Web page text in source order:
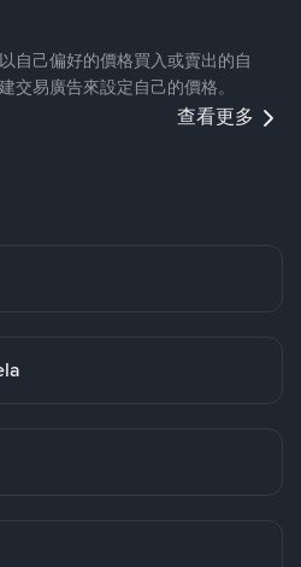
自己偏好的價格買入或賣出的自
交易廣告來設定自己的價格。
查看更多